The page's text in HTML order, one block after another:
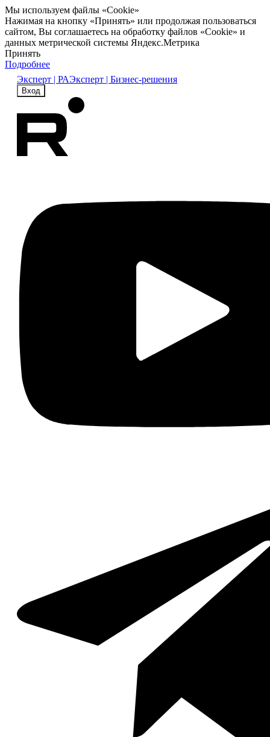
Мы используем файлы «Cookie»
Нажимая на кнопку «Принять» или продолжая пользоваться
сайтом, Вы соглашаетесь на обработку файлов «Cookie» и
данных метрической системы Яндекс.Метрика
Принять
Подробнее
Эксперт | РАЭксперт | Бизнес-решения
Вход